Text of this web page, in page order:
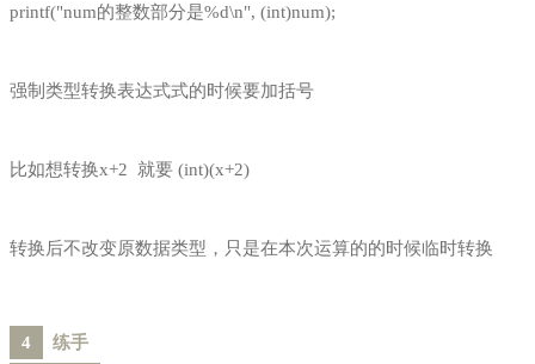
printf("num的整数部分是%d\n", (int)num);
强制类型转换表达式式的时候要加括号
比如想转换x+2 就要 (int)(x+2)
转换后不改变原数据类型，只是在本次运算的的时候临时转换
4 练手